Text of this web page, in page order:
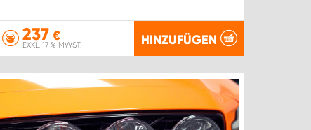
237 €
EXKL. 17 % MWST. HINZUFÜGEN